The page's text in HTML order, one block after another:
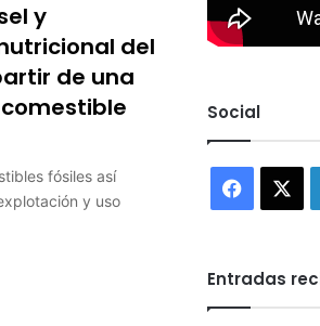
y
del
de una
fósiles así
y uso
Social
Entradas